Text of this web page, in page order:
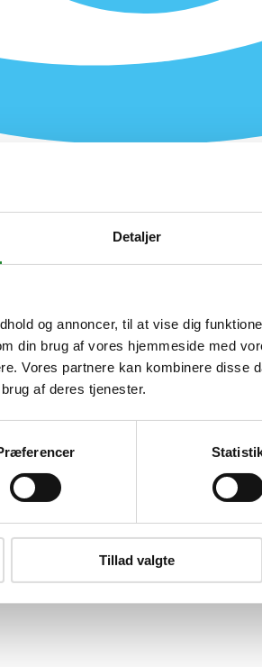
Detaljer
og annoncer, til at vise dig
din brug af vores hjemmeside med
Vores partnere kan kombinere disse
af deres tjenester.
Tillad valgte